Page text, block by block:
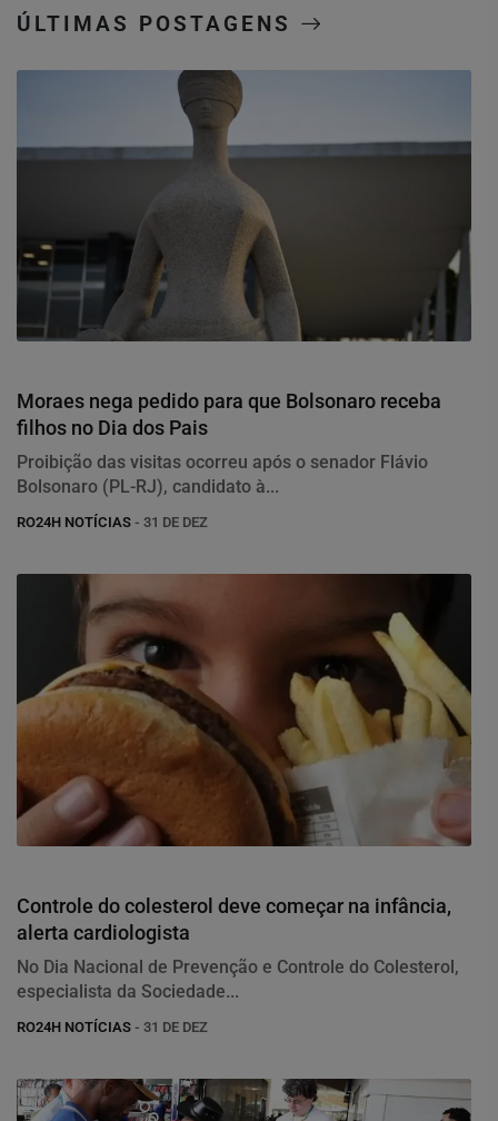
ÚLTIMAS POSTAGENS
Moraes nega pedido para que Bolsonaro receba
filhos no Dia dos Pais
Proibição das visitas ocorreu após o senador Flávio
Bolsonaro (PL-RJ), candidato à...
RO24H NOTÍCIAS - 31 DE DEZ
Controle do colesterol deve começar na infância,
alerta cardiologista
No Dia Nacional de Prevenção e Controle do Colesterol,
especialista da Sociedade...
RO24H NOTÍCIAS - 31 DE DEZ